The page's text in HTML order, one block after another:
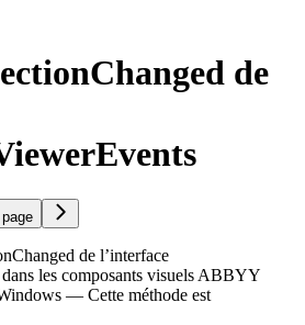
de
de l’interface
les composants visuels ABBYY
— Cette méthode est